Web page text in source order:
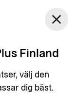
Logga in
close
Finland
välj den
dig bäst.